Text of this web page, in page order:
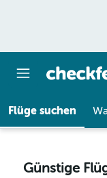
Flüge suchen
Günstige